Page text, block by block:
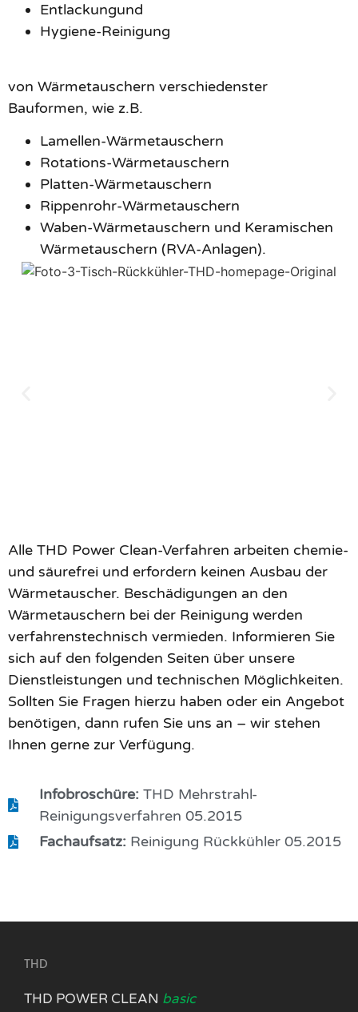
Entlackungund
Hygiene-Reinigung
von Wärmetauschern verschiedenster
Bauformen, wie z.B.
Lamellen-Wärmetauschern
Rotations-Wärmetauschern
Platten-Wärmetauschern
Rippenrohr-Wärmetauschern
Waben-Wärmetauschern und Keramischen
Wärmetauschern (RVA-Anlagen).
Alle THD Power Clean-Verfahren arbeiten chemie-
und säurefrei und erfordern keinen Ausbau der
Wärmetauscher. Beschädigungen an den
Wärmetauschern bei der Reinigung werden
verfahrenstechnisch vermieden. Informieren Sie
sich auf den folgenden Seiten über unsere
Dienstleistungen und technischen Möglichkeiten.
Sollten Sie Fragen hierzu haben oder ein Angebot
benötigen, dann rufen Sie uns an – wir stehen
Ihnen gerne zur Verfügung.
Infobroschüre: THD Mehrstrahl-
Reinigungsverfahren 05.2015
Fachaufsatz: Reinigung Rückkühler 05.2015
THD
THD POWER CLEAN basic